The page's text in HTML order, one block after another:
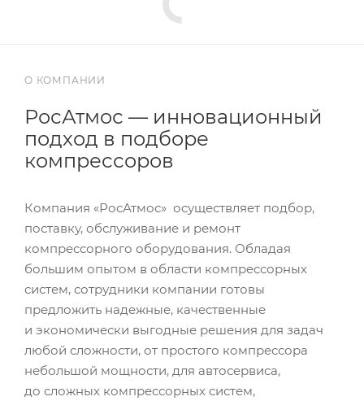
О КОМПАНИИ
РосАтмос — инновационный
подход в подборе
компрессоров
Компания «РосАтмос» осуществляет подбор,
поставку, обслуживание и ремонт
компрессорного оборудования. Обладая
большим опытом в области компрессорных
систем, сотрудники компании готовы
предложить надежные, качественные
и экономически выгодные решения для задач
любой сложности, от простого компрессора
небольшой мощности, для автосервиса,
до сложных компрессорных систем,